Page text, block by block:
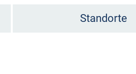
Standorte